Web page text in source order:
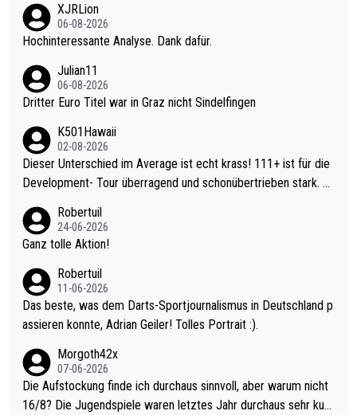
XJRLion
06-08-2026
Hochinteressante Analyse. Dank dafür.
Julian11
06-08-2026
Dritter Euro Titel war in Graz nicht Sindelfingen
K501Hawaii
02-08-2026
Dieser Unterschied im Average ist echt krass! 111+ ist für die
Development- Tour überragend und schonübertrieben stark. U
mal 40+ erst recht. Da gewinnst keinen Blumentopf - ist ja noc
h krasser wie ein Pokalspiel eines Kreisligisten vs einem Bund
Robertuil
24-06-2026
Ganz tolle Aktion!
Robertuil
11-06-2026
Das beste, was dem Darts-Sportjournalismus in Deutschland p
assieren konnte, Adrian Geiler! Tolles Portrait :).
Morgoth42x
07-06-2026
Die Aufstockung finde ich durchaus sinnvoll, aber warum nicht
16/8? Die Jugendspiele waren letztes Jahr durchaus sehr kurz